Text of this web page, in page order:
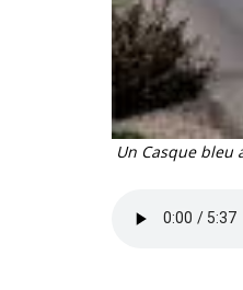
Un Casque